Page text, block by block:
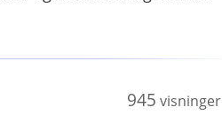
945 visninger